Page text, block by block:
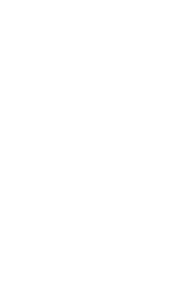
登閣記念印章